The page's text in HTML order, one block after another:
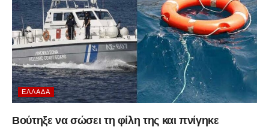
ΕΛΛΆΔΑ
Βούτηξε να σώσει τη φίλη της και πνίγηκε